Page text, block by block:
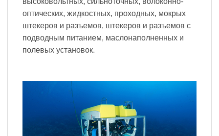
оптических, жидкостных, проходных, мокрых
штекеров и разъемов, штекеров и разъемов с
подводным питанием, маслонаполненных и
полевых установок.